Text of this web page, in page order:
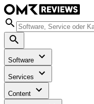
Software
Services
Content